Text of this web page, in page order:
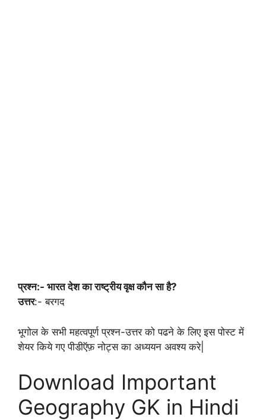
प्रश्न:- भारत देश का राष्ट्रीय वृक्ष कौन सा है?
उत्तर:- बरगद
भूगोल के सभी महत्वपूर्ण प्रश्न-उत्तर को पढने के लिए इस पोस्ट में
शेयर किये गए पीडीऍफ़ नोट्स का अध्ययन अवश्य करे|
Download Important
Geography GK in Hindi